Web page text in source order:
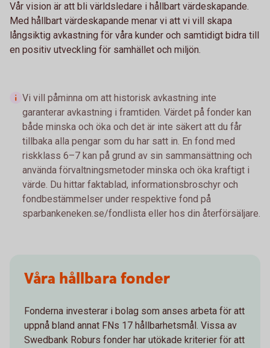
Vår vision är att bli världsledare i hållbart värdeskapande.
Med hållbart värdeskapande menar vi att vi vill skapa
långsiktig avkastning för våra kunder och samtidigt bidra till
en positiv utveckling för samhället och miljön.
Vi vill påminna om att historisk avkastning inte
garanterar avkastning i framtiden. Värdet på fonder kan
både minska och öka och det är inte säkert att du får
tillbaka alla pengar som du har satt in. En fond med
riskklass 6–7 kan på grund av sin sammansättning och
använda förvaltningsmetoder minska och öka kraftigt i
värde. Du hittar faktablad, informationsbroschyr och
fondbestämmelser under respektive fond på
sparbankeneken.se/fondlista eller hos din återförsäljare.
Våra hållbara fonder
Fonderna investerar i bolag som anses arbeta för att
uppnå bland annat FNs 17 hållbarhetsmål. Vissa av
Swedbank Roburs fonder har utökade kriterier för att